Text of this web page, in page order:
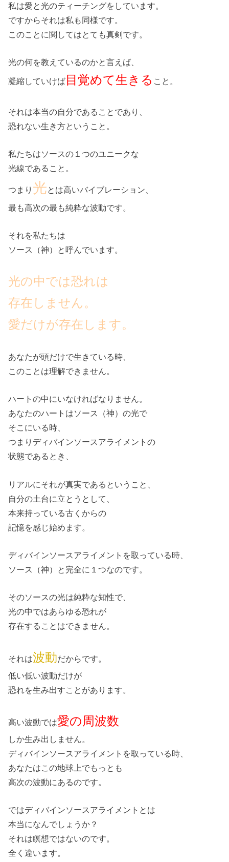
私は愛と光のティーチングをしています。
ですからそれは私も同様です。
このことに関してはとても真剣です。
光の何を教えているのかと言えば、
凝縮していけば 目覚めて生きる こと。
それは本当の自分であることであり、
恐れない生き方ということ。
私たちはソースの１つのユニークな
光線であること。
つまり 光とは高いバイブレーション、
最も高次の最も純粋な波動です。
それを私たちは
ソース（神）と呼んでいます。
光の中では恐れは
存在しません。
愛だけが存在します。
あなたが頭だけで生きている時、
このことは理解できません。
ハートの中にいなければなりません。
あなたのハートはソース（神）の光で
そこにいる時、
つまりディバインソースアライメントの
状態であるとき、
リアルにそれが真実であるということ、
自分の土台に立とうとして、
本来持っている古くからの
記憶を感じ始めます。
ディバインソースアライメントを取っている時、
ソース（神）と完全に１つなのです。
そのソースの光は純粋な知性で、
光の中ではあらゆる恐れが
存在することはできません。
それは波動だからです。
低い低い波動だけが
恐れを生み出すことがあります。
高い波動では愛の周波数
しか生み出しません。
ディバインソースアライメントを取っている時、
あなたはこの地球上でもっとも
高次の波動にあるのです。
ではディバインソースアライメントとは
本当になんでしょうか？
それは瞑想ではないのです。
全く違います。